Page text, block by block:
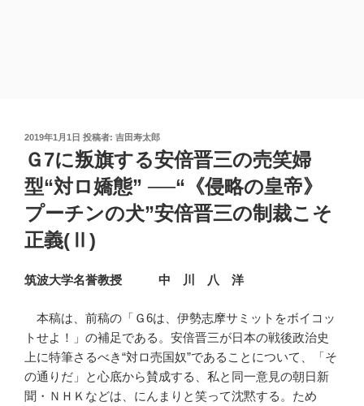
投
稿
日:
2019年1月1日 投稿者: 吉田寿太郎
Ｇ7に叛旗する安倍晋三の売笑婦
型“対ロ嬌態” ──“《侵略の皇帝》
プーチンの犬”安倍晋三の制裁こそ
正義(Ⅱ)
筑波大学名誉教授 中 川 八 洋
本稿は、前稿の「Ｇ6は、伊勢志摩サミットをボイコッ
トせよ！」の補足である。安倍晋三が日本の戦後政治史
上に特筆さるべき“対ロ売国奴”であることについて、「そ
の通りだ」と心底から賛成する、私と同一意見の朝日新
聞・ＮＨＫなどは、にんまりと笑って沈黙する。ため